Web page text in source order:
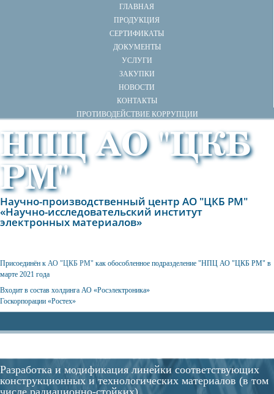
ГЛАВНАЯ
ПРОДУКЦИЯ
СЕРТИФИКАТЫ
ДОКУМЕНТЫ
УСЛУГИ
ЗАКУПКИ
НОВОСТИ
КОНТАКТЫ
ПРОТИВОДЕЙСТВИЕ КОРРУПЦИИ
НПЦ АО "ЦКБ
РМ"
Научно-производственный центр АО "ЦКБ РМ"
«Научно-исследовательский институт
электронных материалов»
Присоединён к АО "ЦКБ РМ" как обособленное подразделение "НПЦ АО "ЦКБ РМ" в
марте 2021 года
Входит в состав холдинга АО «Росэлектроника»
Госкорпорации «Ростех»
Разработка и модификация линейки соответствующих
конструкционных и технологических материалов (в том
числе радиационно-стойких)